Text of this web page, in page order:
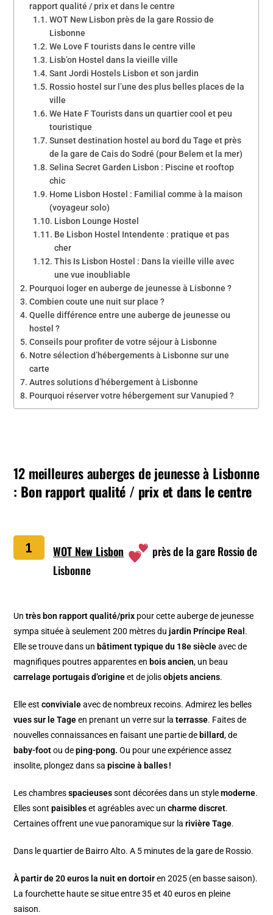
rapport qualité / prix et dans le centre
WOT New Lisbon près de la gare Rossio de
Lisbonne
We Love F tourists dans le centre ville
Lisb’on Hostel dans la vieille ville
Sant Jordi Hostels Lisbon et son jardin
Rossio hostel sur l’une des plus belles places de la
ville
We Hate F Tourists dans un quartier cool et peu
touristique
Sunset destination hostel au bord du Tage et près
de la gare de Cais do Sodré (pour Belem et la mer)
Selina Secret Garden Lisbon : Piscine et rooftop
chic
Home Lisbon Hostel : Familial comme à la maison
(voyageur solo)
Lisbon Lounge Hostel
Be Lisbon Hostel Intendente : pratique et pas
cher
This Is Lisbon Hostel : Dans la vieille ville avec
une vue inoubliable
Pourquoi loger en auberge de jeunesse à Lisbonne ?
Combien coute une nuit sur place ?
Quelle différence entre une auberge de jeunesse ou
hostel ?
Conseils pour profiter de votre séjour à Lisbonne
Notre sélection d’hébergements à Lisbonne sur une
carte
Autres solutions d’hébergement à Lisbonne
Pourquoi réserver votre hébergement sur Vanupied ?
12 meilleures auberges de jeunesse à Lisbonne
: Bon rapport qualité / prix et dans le centre
WOT New Lisbon
près de la gare Rossio de
Lisbonne
Untrès bon rapport qualité/prix pour cette auberge de jeunesse
sympa située à seulement 200 mètres dujardin Príncipe Real .
Elle se trouve dans un bâtiment typique du 18e siècleavec de
magnifiques poutres apparentes en bois ancien, un beau
carrelage portugais d’origineet de jolisobjets anciens.
Elle estconvivialeavec de nombreux recoins. Admirez les belles
vues sur le Tageen prenant un verre sur laterrasse. Faites de
nouvelles connaissances en faisant une partie de billard, de
baby-footou deping-pong. Ou pour une expérience assez
insolite, plongez dans sapiscine à balles !
Les chambresspacieusessont décorées dans un stylemoderne.
Elles sontpaisibleset agréables avec uncharme discret.
Certaines offrent une vue panoramique sur larivière Tage.
Dans le quartier de Bairro Alto. A 5 minutes de la gare de Rossio.
À partir de 20 euros la nuit en dortoiren 2025 (en basse saison).
La fourchette haute se situe entre 35 et 40 euros en pleine
saison.